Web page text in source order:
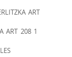
ART
ART 208 1